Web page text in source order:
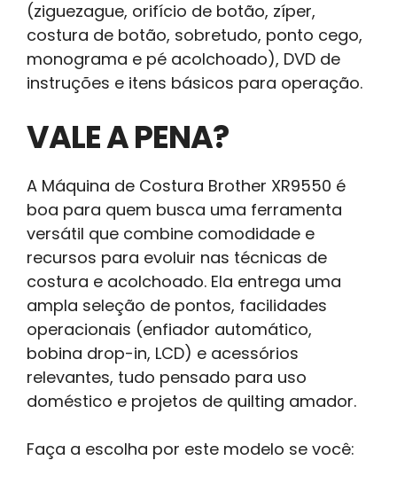
(ziguezague, orifício de botão, zíper,
costura de botão, sobretudo, ponto cego,
monograma e pé acolchoado), DVD de
instruções e itens básicos para operação.
VALE A PENA?
A Máquina de Costura Brother XR9550 é
boa para quem busca uma ferramenta
versátil que combine comodidade e
recursos para evoluir nas técnicas de
costura e acolchoado. Ela entrega uma
ampla seleção de pontos, facilidades
operacionais (enfiador automático,
bobina drop-in, LCD) e acessórios
relevantes, tudo pensado para uso
doméstico e projetos de quilting amador.
Faça a escolha por este modelo se você: